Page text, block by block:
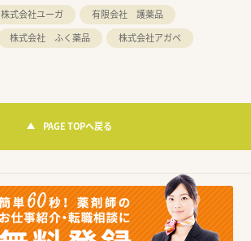
株式会社ユーガ
有限会社 護薬品
株式会社 ふく薬品 株式会社アガペ
PAGE TOPへ戻る